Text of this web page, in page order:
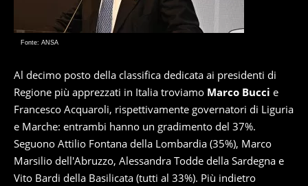
Fonte: ANSA
Al decimo posto della classifica dedicata ai presidenti di
Regione più apprezzati in Italia troviamo Marco Bucci e
Francesco Acquaroli, rispettivamente governatori di Liguria
e Marche: entrambi hanno un gradimento del 37%.
Seguono Attilio Fontana della Lombardia (35%), Marco
Marsilio dell'Abruzzo, Alessandra Todde della Sardegna e
Vito Bardi della Basilicata (tutti al 33%). Più indietro